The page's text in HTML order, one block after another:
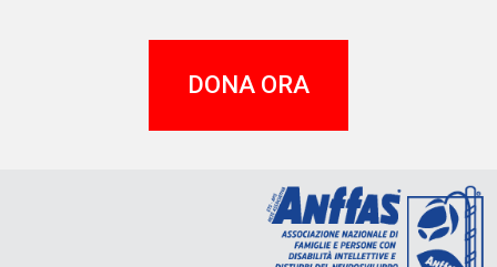
DONA ORA